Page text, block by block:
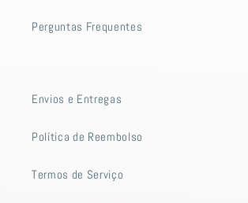
Perguntas Frequentes
Envios e Entregas
Política de Reembolso
Termos de Serviço